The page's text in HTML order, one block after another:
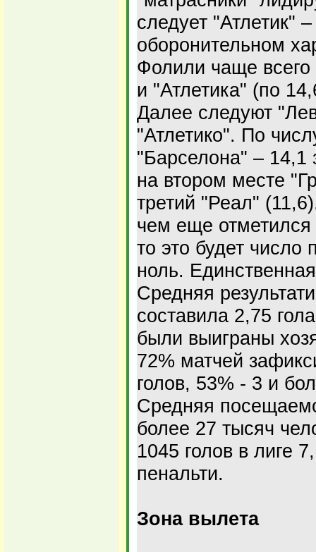
следует "Атлетик"
оборонительном
Фолили чаще
и "Атлетика" (по
Далее следуют
"Атлетико". По
"Барселона" – 14,1
на втором месте
третий "Реал"
чем еще
то это будет
ноль.
Средняя
составила 2,75
были выиграны
72% матчей
голов, 53% - 3 и
Средняя
более 27 тысяч
1045 голов в лиге
пенальти.
Зона вылета